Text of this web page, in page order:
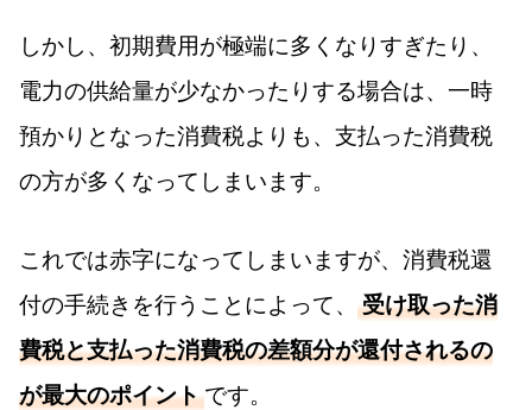
しかし、初期費用が極端に多くなりすぎたり、
電力の供給量が少なかったりする場合は、一時
預かりとなった消費税よりも、支払った消費税
の方が多くなってしまいます。
これでは赤字になってしまいますが、消費税還
付の手続きを行うことによって、
受け取った消
費税と支払った消費税の差額分が還付されるの
が最大のポイントです。